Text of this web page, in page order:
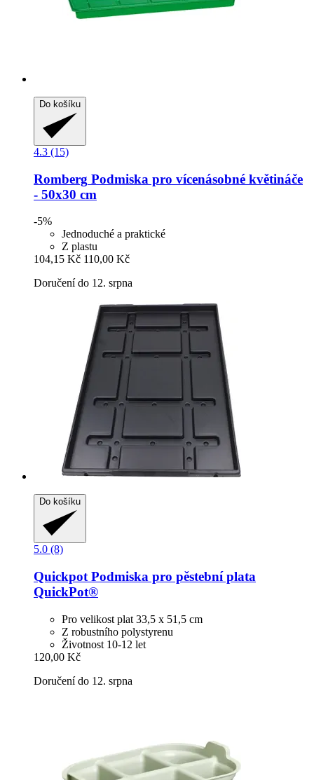
Do košíku
4.3 (15)
Romberg Podmiska pro vícenásobné květináče
-​ 50x30 cm
-5%
Jednoduché a praktické
Z plastu
104,15 Kč 110,00 Kč
Doručení do 12. srpna
Do košíku
5.0 (8)
Quickpot Podmiska pro pěstební plata
QuickPot®
Pro velikost plat 33,5 x 51,5 cm
Z robustního polystyrenu
Životnost 10-12 let
120,00 Kč
Doručení do 12. srpna